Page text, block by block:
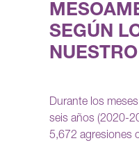
SEGÚN
Durante los
seis años (2020-
5,672 agresiones